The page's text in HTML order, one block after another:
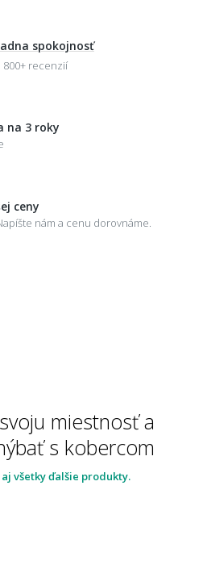
spokojnosť
800+ recenzií
na 3 roky
ceny
nám a cenu dorovnáme.
miestnosť a
s kobercom
všetky ďalšie produkty.